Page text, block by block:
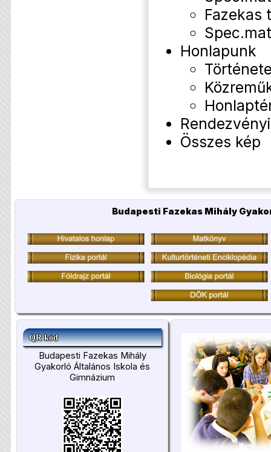
Fazekas
Honlapunk
Összes kép
Budapesti Fazekas Mihály
QR kód
Budapesti Fazekas Mihály
Gyakorló Általános Iskola és
Gimnázium